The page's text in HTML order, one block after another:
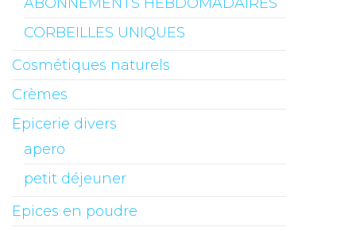
ABONNEMENTS HEBDOMADAIRES
CORBEILLES UNIQUES
Cosmétiques naturels
Crèmes
Epicerie divers
apero
petit déjeuner
Epices en poudre